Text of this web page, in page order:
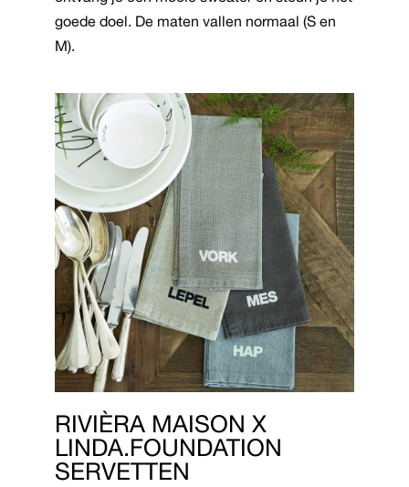
kan
op
de
productpagina
goede doel. De maten vallen normaal (S en
M).
RIVIÈRA MAISON X
LINDA.FOUNDATION
SERVETTEN